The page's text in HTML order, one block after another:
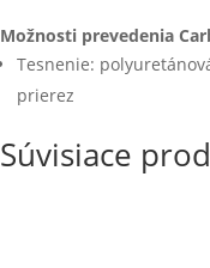
Možnosti prevedenia
Tesnenie:
prierez
Súvisiace